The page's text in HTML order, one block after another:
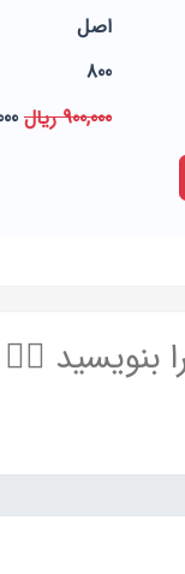
اصل
800
900,000 ریال
بنویسید ✍🏻